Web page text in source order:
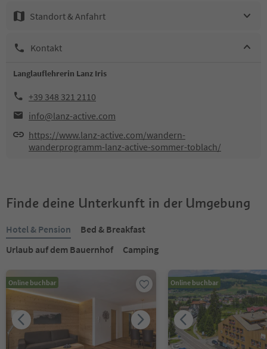
Standort & Anfahrt
Kontakt
Langlauflehrerin Lanz Iris
+39 348 321 2110
info@lanz-active.com
https://www.lanz-active.com/wandern-
wanderprogramm-lanz-active-sommer-toblach/
Finde deine Unterkunft in der Umgebung
Hotel & Pension
Bed & Breakfast
Urlaub auf dem Bauernhof
Camping
Online buchbar Online buchbar